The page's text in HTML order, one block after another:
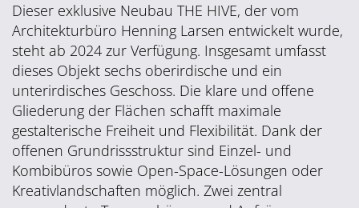
Dieser exklusive Neubau THE HIVE, der vom
Architekturbüro Henning Larsen entwickelt wurde,
steht ab 2024 zur Verfügung. Insgesamt umfasst
dieses Objekt sechs oberirdische und ein
unterirdisches Geschoss. Die klare und offene
Gliederung der Flächen schafft maximale
gestalterische Freiheit und Flexibilität. Dank der
offenen Grundrissstruktur sind Einzel- und
Kombibüros sowie Open-Space-Lösungen oder
Kreativlandschaften möglich. Zwei zentral